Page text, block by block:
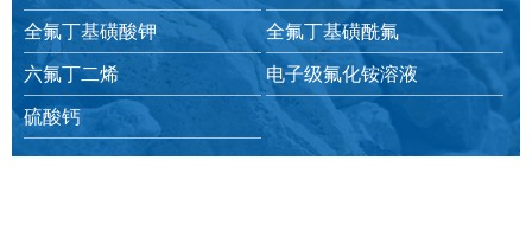
全氟丁基磺酸钾
全氟丁基磺酰氟
六氟丁二烯
电子级氟化铵溶液
硫酸钙